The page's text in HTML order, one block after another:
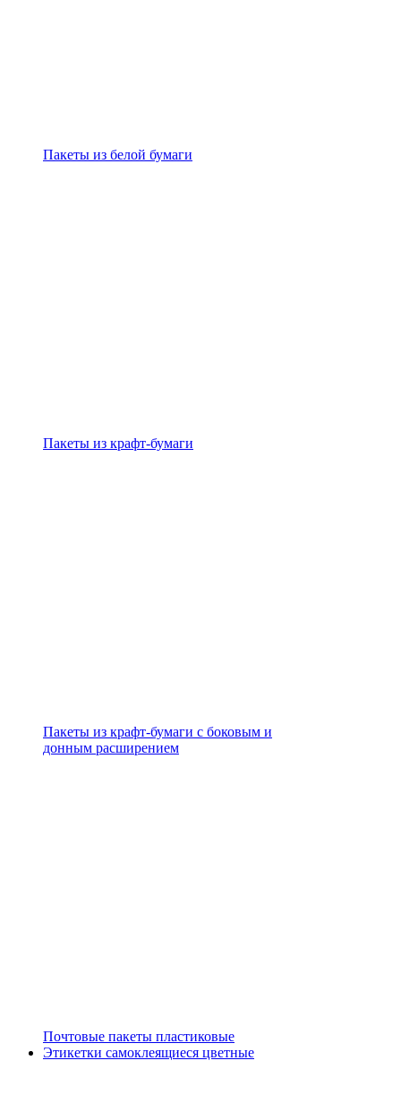
Пакеты из белой бумаги
Пакеты из крафт-бумаги
Пакеты из крафт-бумаги с боковым и
донным расширением
Почтовые пакеты пластиковые
Этикетки самоклеящиеся цветные